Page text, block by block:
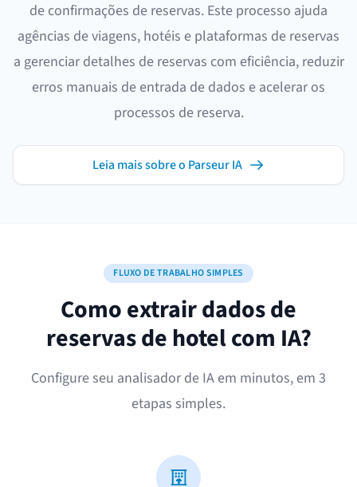
de confirmações de reservas. Este processo ajuda
agências de viagens, hotéis e plataformas de reservas
a gerenciar detalhes de reservas com eficiência, reduzir
erros manuais de entrada de dados e acelerar os
processos de reserva.
Leia mais sobre o Parseur IA
FLUXO DE TRABALHO SIMPLES
Como extrair dados de
reservas de hotel com IA?
Configure seu analisador de IA em minutos, em 3
etapas simples.